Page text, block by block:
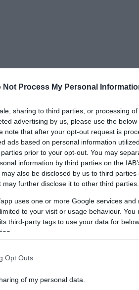
Not Process My Personal
sharing to third parties, or processing
advertising by us, please use the
note that after your opt-out request is
ads based on personal information
prior to your opt-out. You may
information by third parties on the
also be disclosed by us to third parties
may further disclose it to other third parties.
uses one or more Google services
to your visit or usage behaviour. You
third-party tags to use your data for
Opt Outs
of my personal data.
nem egyszerűen azt bizonyítják,
eddig legalább 62, a
Új bizonyítékok árnyalják a
készült, néhány darab azonban
az európai paleolitikumból
, a
azért fontos, mert azt mutatja,
rendelkezésükre állt – írja az